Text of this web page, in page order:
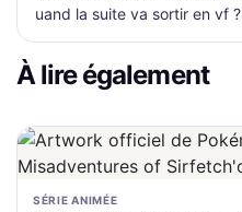
uand la suite va sortir en vf ?
À lire également
SÉRIE ANIMÉE